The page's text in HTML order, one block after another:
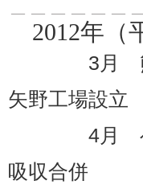
2012年（
3月 熊本
矢野工場設立
4月 ベスト
吸収合併